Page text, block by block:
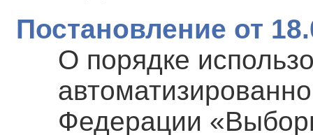
Постановление от
О порядке
Федерации